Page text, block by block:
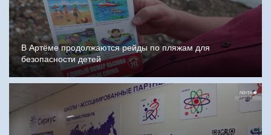
В Артёме продолжаются рейды по пляжам для
безопасности детей